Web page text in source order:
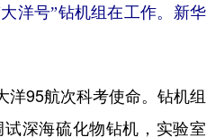
洋号”钻机组在工作。新华
95航次科考使命。钻机组
深海硫化物钻机，实验室